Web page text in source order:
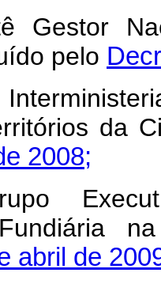
Gestor
pelo
da
2008;
abril de